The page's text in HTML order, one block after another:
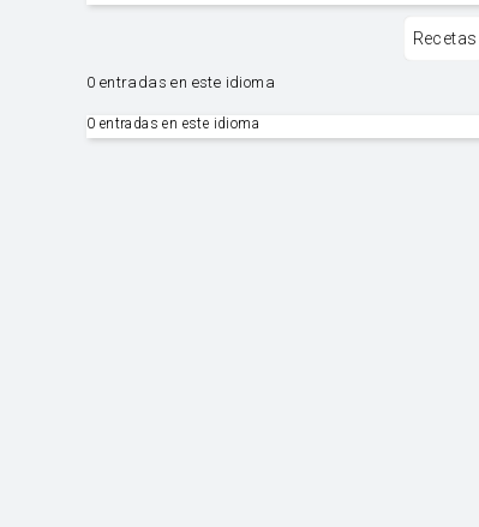
Recetas
0 entradas en este idioma
0 entradas en este idioma